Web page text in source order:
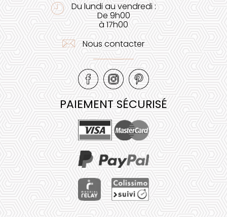
Du lundi au vendredi :
De 9h00
à 17h00
Nous contacter
PAIEMENT SÉCURISÉ